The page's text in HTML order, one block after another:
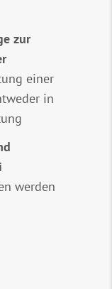
zur
einer
in
werden